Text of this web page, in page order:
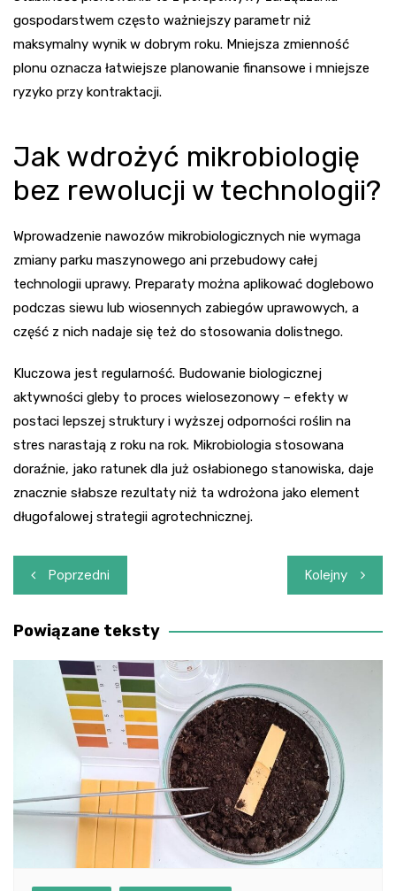
gospodarstwem często ważniejszy parametr niż
maksymalny wynik w dobrym roku. Mniejsza zmienność
plonu oznacza łatwiejsze planowanie finansowe i mniejsze
ryzyko przy kontraktacji.
Jak wdrożyć mikrobiologię
bez rewolucji w technologii?
Wprowadzenie nawozów mikrobiologicznych nie wymaga
zmiany parku maszynowego ani przebudowy całej
technologii uprawy. Preparaty można aplikować doglebowo
podczas siewu lub wiosennych zabiegów uprawowych, a
część z nich nadaje się też do stosowania dolistnego.
Kluczowa jest regularność. Budowanie biologicznej
aktywności gleby to proces wielosezonowy – efekty w
postaci lepszej struktury i wyższej odporności roślin na
stres narastają z roku na rok. Mikrobiologia stosowana
doraźnie, jako ratunek dla już osłabionego stanowiska, daje
znacznie słabsze rezultaty niż ta wdrożona jako element
długofalowej strategii agrotechnicznej.
Nawigacja
wpisu
Poprzedni Kolejny
Powiązane teksty